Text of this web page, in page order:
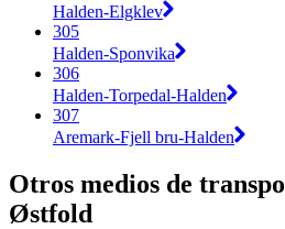
Halden-Elgklev
305
Halden-Sponvika
306
Halden-Torpedal-Halden
307
Aremark-Fjell bru-Halden
Otros medios de
Østfold